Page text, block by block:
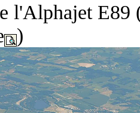
l'Alphajet
)